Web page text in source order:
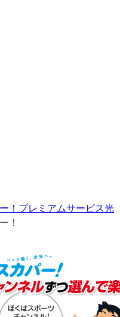
！プレミアムサービス光
！